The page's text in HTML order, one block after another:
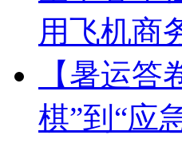
用飞机商
【暑运
棋”到“应